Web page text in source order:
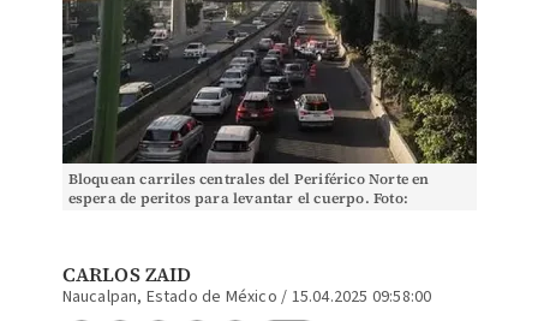
Bloquean carriles centrales del Periférico Norte en
espera de peritos para levantar el cuerpo. Foto:
CARLOS ZAID
Naucalpan, Estado de México / 15.04.2025 09:58:00